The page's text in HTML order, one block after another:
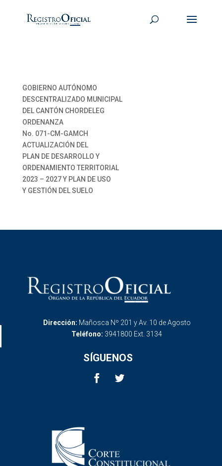
GOBIERNO AUTÓNOMO
DESCENTRALIZADO MUNICIPAL
DEL CANTÓN CHORDELEG
ORDENANZA
No. 071-CM-GAMCH
ACTUALIZACIÓN DEL
PLAN DE DESARROLLO Y
ORDENAMIENTO TERRITORIAL
2023 – 2027 Y PLAN DE USO
Y GESTIÓN DEL SUELO
Dirección: Mañosca Nº 201 y Av. 10 de Agosto
Teléfono: 3941800 Ext. 3134
SÍGUENOS